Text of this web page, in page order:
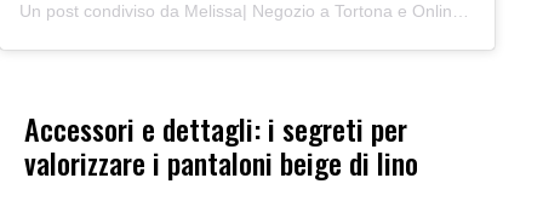
Un post condiviso da Melissa| Negozio a Tortona e Online (@junocreativelab)
Accessori e dettagli: i segreti per
valorizzare i pantaloni beige di lino